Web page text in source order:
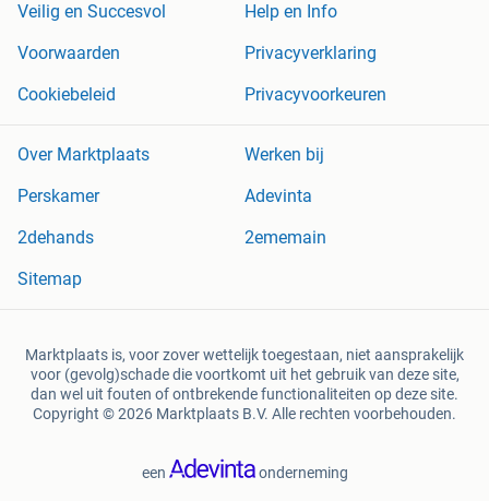
Veilig en Succesvol
Help en Info
Voorwaarden
Privacyverklaring
Cookiebeleid
Privacyvoorkeuren
Over Marktplaats
Werken bij
Perskamer
Adevinta
2dehands
2ememain
Sitemap
Marktplaats is, voor zover wettelijk toegestaan, niet aansprakelijk
voor (gevolg)schade die voortkomt uit het gebruik van deze site,
dan wel uit fouten of ontbrekende functionaliteiten op deze site.
Copyright © 2026 Marktplaats B.V. Alle rechten voorbehouden.
een onderneming